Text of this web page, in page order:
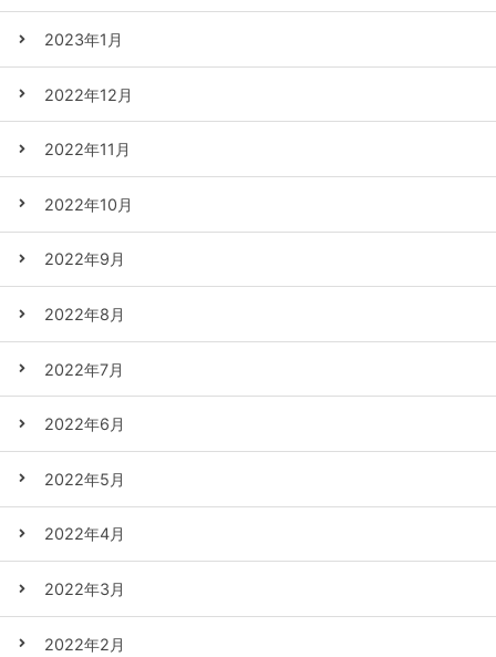
2023年1月
2022年12月
2022年11月
2022年10月
2022年9月
2022年8月
2022年7月
2022年6月
2022年5月
2022年4月
2022年3月
2022年2月